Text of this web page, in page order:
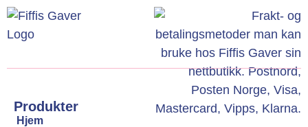
Produkter
Hjem